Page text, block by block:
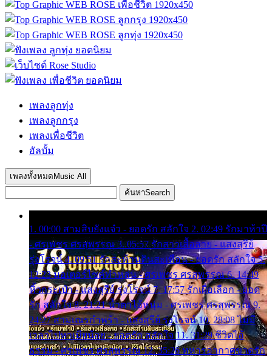
เพลงลูกทุ่ง
เพลงลูกกรุง
เพลงเพื่อชีวิต
อัลบั้ม
เพลงทั้งหมด Music All
ค้นหาSearch
1. 00:00 สามสิบยังแจ๋ว - ยอดรัก สลักใจ 2. 02:49 รักมาห้าปี
- ศรเพชร ศรสุพรรณ 3. 05:57 รักสาวเสื้อลาย - แสงสุรีย์
รุ่งโรจน์ 4. 09:51 รักสะท้านดินสะเทือน - ยอดรัก สลักใจ 5.
12:23 มอเตอร์ไซค์ทำหล่น - ศรเพชร ศรสุพรรณ 6. 14:49
หิ้วกระเป๋า - แสงสุรีย์ รุ่งโรจน์ 7. 17:57 รักเผื่อเลือก - ยอด
รัก สลักใจ 8. 21:21 น้ำตาไอ้หนุ่ม - ศรเพชร ศรสุพรรณ 9.
24:27 สามเณรกำพร้า - แสงสุรีย์ รุ่งโรจน์ 10. 28:08 ไม่มี
เวลาไปหาเมียน้อย - ยอดรัก สลักใจ 11. 31:29 ชีวิตไอ้
ธรรม - ศรเพชร ศรสุพรรณ 12. 35:26 ทหารอากาศขาดรัก